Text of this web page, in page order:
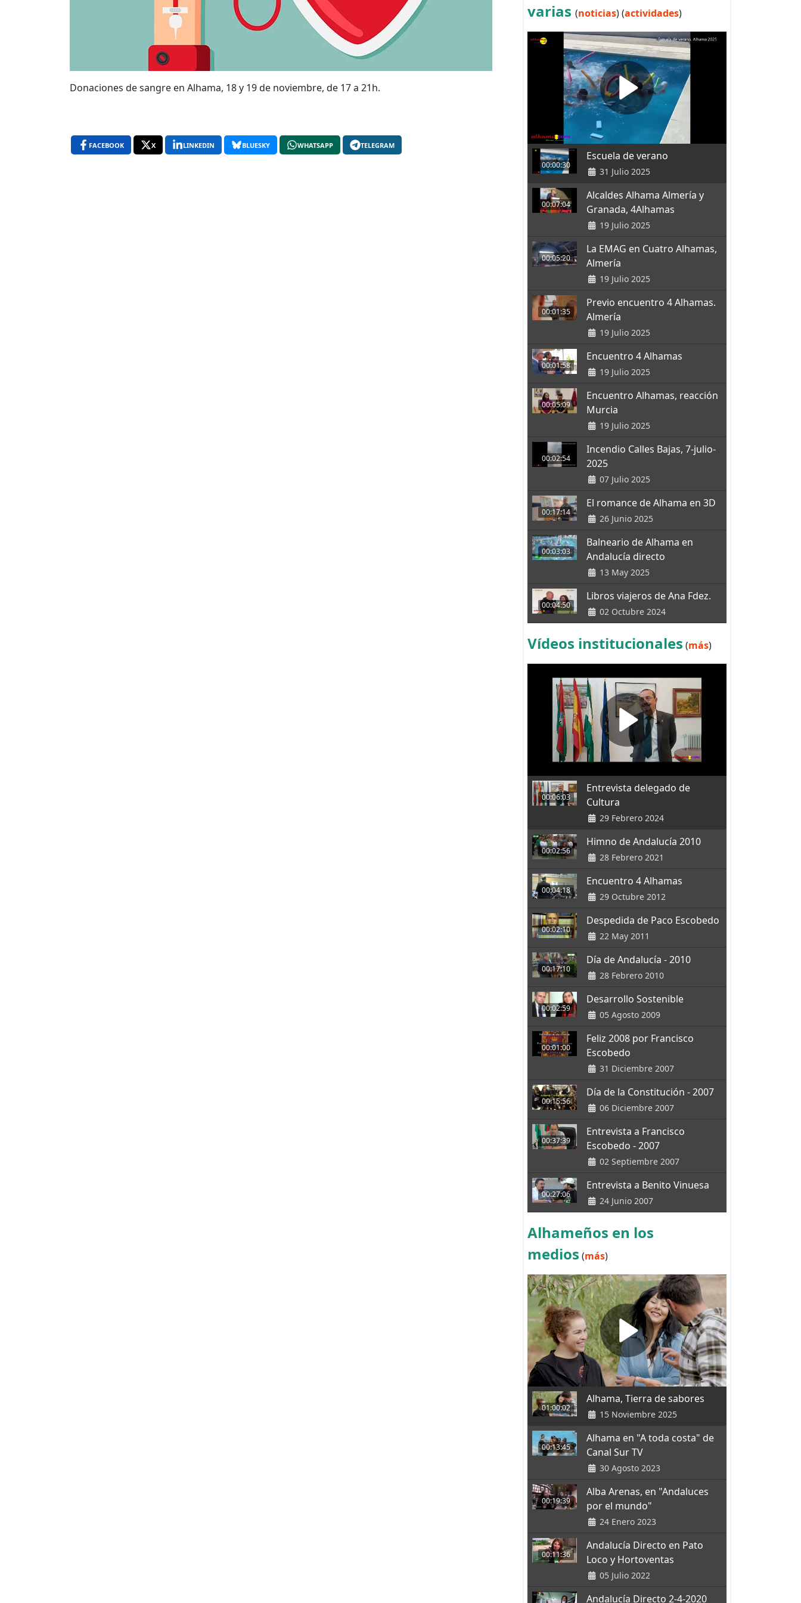
Donaciones de sangre en Alhama, 18 y 19 de noviembre, de 17 a 21h.
FACEBOOK X LINKEDIN BLUESKY WHATSAPP TELEGRAM
varias (noticias) (actividades)
00:00:30
Escuela de verano
31 Julio 2025
00:07:04
Alcaldes Alhama Almería y
Granada, 4Alhamas
19 Julio 2025
00:05:20
La EMAG en Cuatro Alhamas,
Almería
19 Julio 2025
00:01:35
Previo encuentro 4 Alhamas.
Almería
19 Julio 2025
00:01:58
Encuentro 4 Alhamas
19 Julio 2025
00:05:09
Encuentro Alhamas, reacción
Murcia
19 Julio 2025
00:02:54
Incendio Calles Bajas, 7-julio-
2025
07 Julio 2025
00:17:14
El romance de Alhama en 3D
26 Junio 2025
00:03:03
Balneario de Alhama en
Andalucía directo
13 May 2025
00:04:50
Libros viajeros de Ana Fdez.
02 Octubre 2024
Vídeos institucionales (más)
00:06:03
Entrevista delegado de
Cultura
29 Febrero 2024
00:02:56
Himno de Andalucía 2010
28 Febrero 2021
00:04:18
Encuentro 4 Alhamas
29 Octubre 2012
00:02:10
Despedida de Paco Escobedo
22 May 2011
00:17:10
Día de Andalucía - 2010
28 Febrero 2010
00:02:59
Desarrollo Sostenible
05 Agosto 2009
00:01:00
Feliz 2008 por Francisco
Escobedo
31 Diciembre 2007
00:15:56
Día de la Constitución - 2007
06 Diciembre 2007
00:37:39
Entrevista a Francisco
Escobedo - 2007
02 Septiembre 2007
00:27:06
Entrevista a Benito Vinuesa
24 Junio 2007
Alhameños en los
medios (más)
01:00:02
Alhama, Tierra de sabores
15 Noviembre 2025
00:13:45
Alhama en "A toda costa" de
Canal Sur TV
30 Agosto 2023
00:19:39
Alba Arenas, en "Andaluces
por el mundo"
24 Enero 2023
00:11:36
Andalucía Directo en Pato
Loco y Hortoventas
05 Julio 2022
Andalucía Directo 2-4-2020